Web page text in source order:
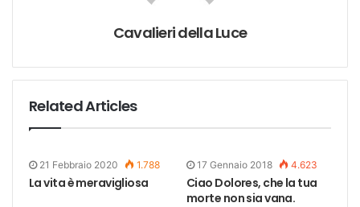
Cavalieri della Luce
Related Articles
21 Febbraio 2020 1.788
La vita è meravigliosa
17 Gennaio 2018 4.623
Ciao Dolores, che la tua
morte non sia vana.